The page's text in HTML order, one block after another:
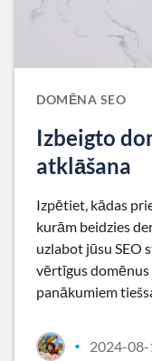
DOMĒNA SEO
Izbeigto
atklāšana
Izpētiet, kādas
kurām beidzies
uzlabot jūsu SEO
vērtīgus
panākumiem
• 2024-